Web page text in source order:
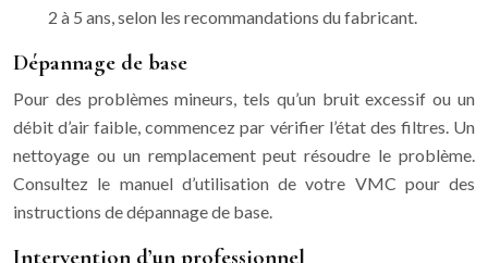
2 à 5 ans, selon les recommandations du fabricant.
Dépannage de base
Pour des problèmes mineurs, tels qu’un bruit excessif ou un
débit d’air faible, commencez par vérifier l’état des filtres. Un
nettoyage ou un remplacement peut résoudre le problème.
Consultez le manuel d’utilisation de votre VMC pour des
instructions de dépannage de base.
Intervention d’un professionnel